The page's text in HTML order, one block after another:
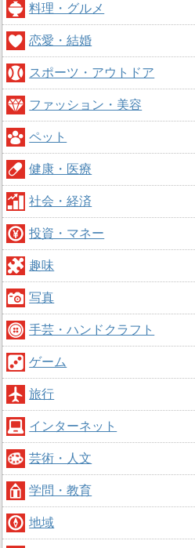
料理・グルメ
恋愛・結婚
スポーツ・アウトドア
ファッション・美容
ペット
健康・医療
社会・経済
投資・マネー
趣味
写真
手芸・ハンドクラフト
ゲーム
旅行
インターネット
芸術・人文
学問・教育
地域